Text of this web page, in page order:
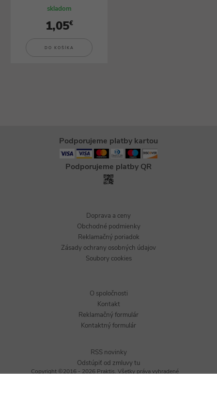
skladom
1,05€
DO KOŠÍKA
Podporujeme platby kartou
Podporujeme platby QR
Doprava a ceny
Obchodné podmienky
Reklamačný poriadok
Zásady ochrany osobných údajov
Soubory cookies
O spoločnosti
Kontakt
Reklamačný formulár
Kontaktný formulár
RSS novinky
Odstúpiť od zmluvy tu
Copyright ©2016 - 2026 Praktis. Všetky práva vyhradené